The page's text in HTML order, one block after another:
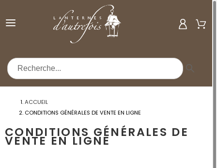
ACCUEIL
CONDITIONS GÉNÉRALES DE VENTE EN LIGNE
CONDITIONS GÉNÉRALES DE
VENTE EN LIGNE